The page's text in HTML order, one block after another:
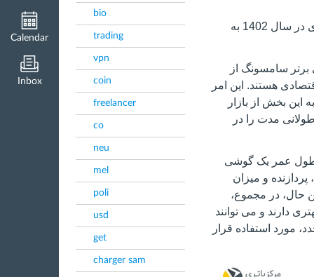
Calendar
Inbox
bio
trading
vpn
coin
freelancer
co
neu
mel
poli
usd
get
charger sam
7 گوشی برتر سامسونگ از لحاظ ظرفیت باتری در سال 1402 به
سامسونگ از
هستند. این امر
بخش از بازار
مدت را در
طول عمر یک گوشی
و میزان
حال، در مجموع،
دارند و می توانند
مورد استفاده قرار